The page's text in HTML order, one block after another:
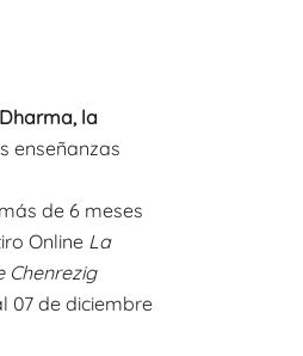
la
enseñanzas
de 6 meses
Online La
Chenrezig
07 de diciembre